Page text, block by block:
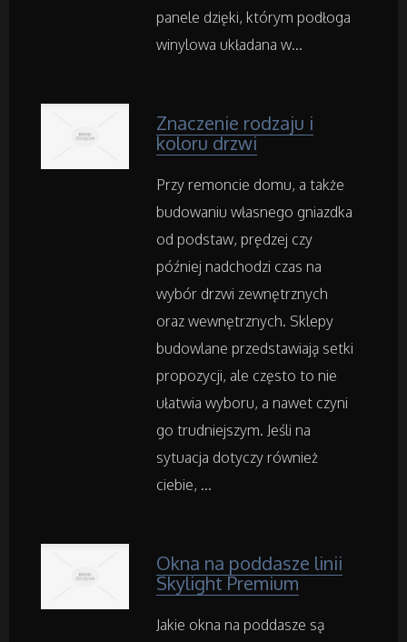
Art. Spożywcze
Maszyny Specjalistyczne
Maszyny
Narzędzia
Przemysł Metalowy
Samochody
Transport
Części Samochodowe
Usługi Motoryzacyjne
Salony, Komisy
panele dzięki, którym podłoga
winylowa układana w...
Znaczenie rodzaju i
koloru drzwi
Przy remoncie domu, a także
budowaniu własnego gniazdka
od podstaw, prędzej czy
później nadchodzi czas na
wybór drzwi zewnętrznych
oraz wewnętrznych. Sklepy
budowlane przedstawiają setki
propozycji, ale często to nie
ułatwia wyboru, a nawet czyni
go trudniejszym. Jeśli na
sytuacja dotyczy również
ciebie, ...
Okna na poddasze linii
Skylight Premium
Jakie okna na poddasze są